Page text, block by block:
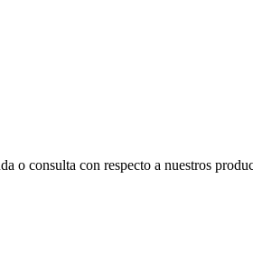
o consulta con respecto a nuestros